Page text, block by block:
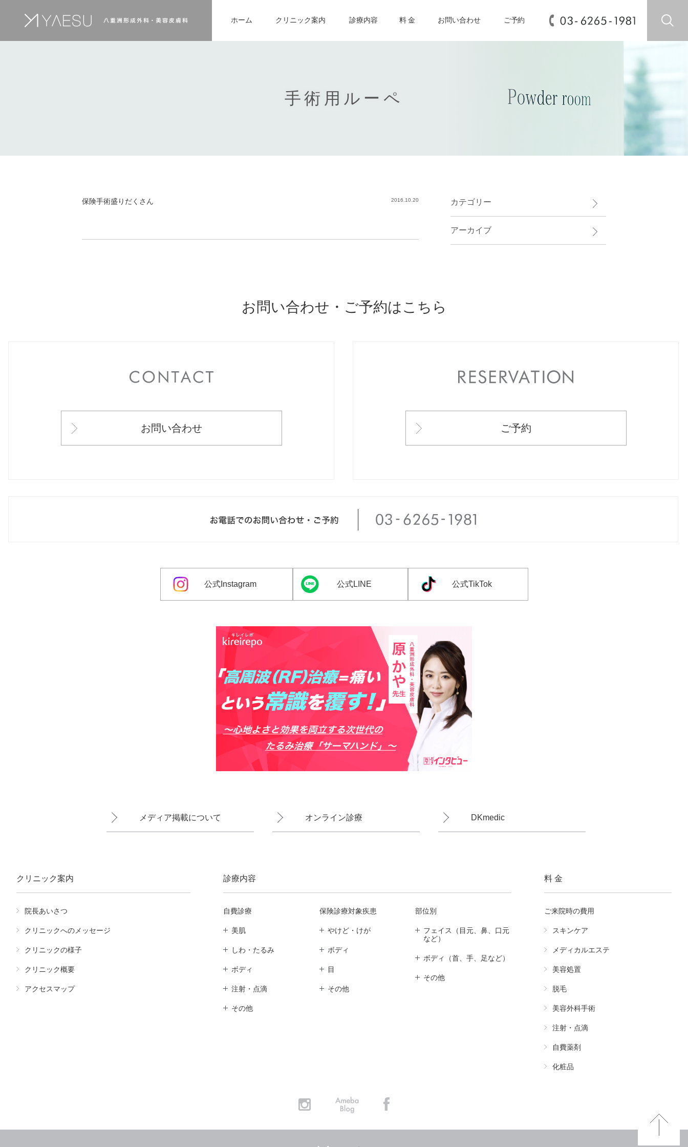
ホーム クリニック案内 診療内容 料 金 お問い合わせ ご予約
手術用ルーペ
カテゴリー
アーカイブ
保険手術盛りだくさん 2016.10.20
お問い合わせ・ご予約はこちら
お問い合わせ ご予約
公式Instagram 公式LINE 公式TikTok
メディア掲載について オンライン診療 DKmedic
クリニック案内
院長あいさつ
クリニックへのメッセージ
クリニックの様子
クリニック概要
アクセスマップ
診療内容
自費診療
美肌
しわ・たるみ
ボディ
注射・点滴
その他
保険診療対象疾患
やけど・けが
ボディ
目
その他
部位別
フェイス（目元、鼻、口元
など）
ボディ（首、手、足など）
その他
料 金
ご来院時の費用
スキンケア
メディカルエステ
美容処置
脱毛
美容外科手術
注射・点滴
自費薬剤
化粧品